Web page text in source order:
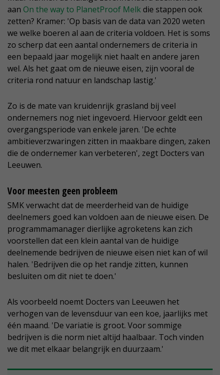
aan On the way to PlanetProof Melkdie stappen ook
zetten? Kramer: 'Op basis van de data van 2020 weten
we welke boeren al aan de criteria voldoen. Het is soms
zo scherp dat een aantal ondernemers de criteria in
een bepaald jaar mogelijk niet haalt en andere jaren
wel. Als het gaat om de nieuwe eisen, zijn vooral de
criteria rond natuur en landschap lastig.'
Zo is de mate van kruidenrijk grasland bij veel
ondernemers nog niet ingevoerd. Hiervoor geldt een
overgangsperiode van enkele jaren. 'De echte
ambitieverzwaringen zitten in maakbare dingen, zaken
die de ondernemer kan verbeteren', zegt Docters van
Leeuwen.
Voor meesten geen probleem
SMK verwacht dat de meerderheid van de huidige
deelnemers goed kan voldoen aan de nieuwe eisen. De
programmamanager dierlijke agroketens kan zich
voorstellen dat een klein aantal van de huidige
deelnemende bedrijven de nieuwe eisen niet kan of wil
halen. 'Bedrijven die op het randje zitten, kunnen
besluiten om dit niet te doen.'
Als voorbeeld noemt Docters van Leeuwen het
verhogen van de levensduur van een koe, jaarlijks met
één maand. 'De variatie is groot. Voor sommige
bedrijven is die norm niet altijd haalbaar. Toch vinden
we dit met elkaar belangrijk en duurzaam.'